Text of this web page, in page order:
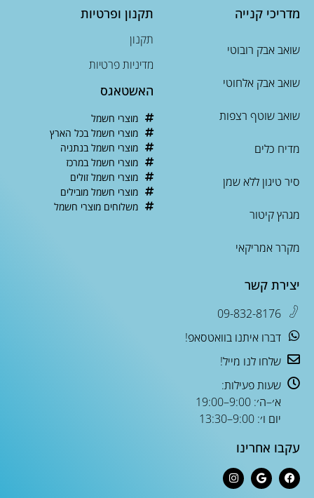
מדריכי קנייה
שואב אבק רובוטי
שואב אבק אלחוטי
שואב שוטף רצפות
מדיח כלים
סיר טיגון ללא שמן
מגהץ קיטור
מקרר אמריקאי
תקנון ופרטיות
תקנון
מדיניות פרטיות
האשטאגס
מוצרי חשמל
מוצרי חשמל בכל הארץ
מוצרי חשמל בנתניה
מוצרי חשמל במרכז
מוצרי חשמל זולים
מוצרי חשמל מובילים
משלוחים מוצרי חשמל
יצירת קשר
09-832-8176
דברו איתנו בוואטסאפ!
שלחו לנו מייל!
שעות פעילות:
א׳–ה׳: 9:00–19:00
יום ו׳: 9:00–13:30
עקבו אחרינו